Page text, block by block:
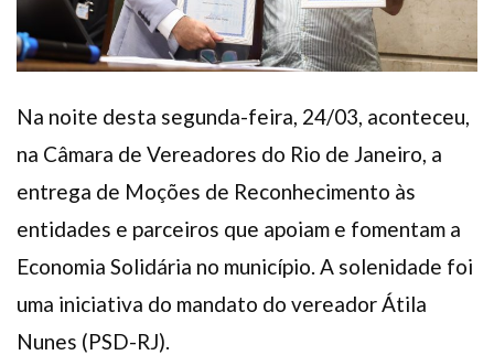
Na noite desta segunda-feira, 24/03, aconteceu,
na Câmara de Vereadores do Rio de Janeiro, a
entrega de Moções de Reconhecimento às
entidades e parceiros que apoiam e fomentam a
Economia Solidária no município. A solenidade foi
uma iniciativa do mandato do vereador Átila
Nunes (PSD-RJ).